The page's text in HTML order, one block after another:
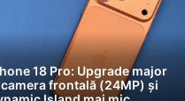
18 Pro: Upgrade major
camera frontală (24MP) și